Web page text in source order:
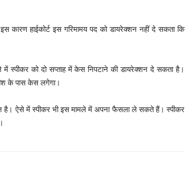
कारण हाईकोर्ट इस गरिमामय पद को डायरेक्शन नहीं दे सकता कि
में स्पीकर को दो सप्ताह में केस निपटाने की डायरेक्शन दे सकता है।
के पास केस लगेगा।
है। ऐसे में स्पीकर भी इस मामले में अपना फैसला ले सकते हैं। स्पीकर